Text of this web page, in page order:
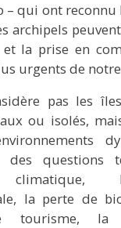
– qui ont
archipels
et la prise en
urgents de
pas les
ou isolés,
des questions
la perte de
tourisme, la